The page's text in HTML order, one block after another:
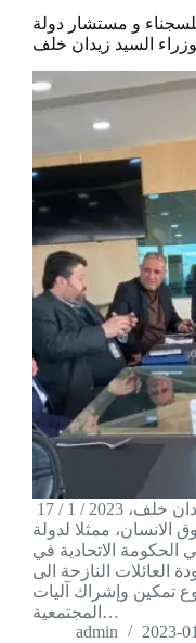
و مستشار دولة
السيد زيدان خلف
17 / 1 / 2023 يشارك السيد المستشار زيدان خلف،
ممثلا لدولة
الاتحادية في
العائلات النازحة الى
تمكين وإشراك آليات
المجتمعية…
admin
2023-